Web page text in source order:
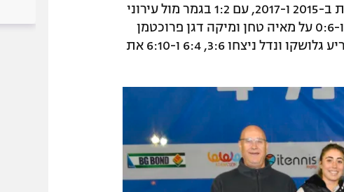
טבעון זכתה בנשים באליפות השלישית שלה, אחרי הזכיות ב-2015 ו-2017, עם 1:2 בגמר מול עירוני
רעננה. במשחקי היחידים גברה לינה גלושקו מטבעון 2:6 ו-0:6 על מאיה טחן ומיקה דגן פרוכטמן
מרעננה ניצחה 5:7, 6:1 ו-3:6 את ניקול נדל. במשחק המכריע גלושקו ונדל ניצחו 3:6, 6:4 ו-6:10 את